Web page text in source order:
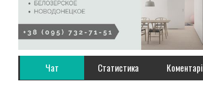
Чат Статистика Коментарі